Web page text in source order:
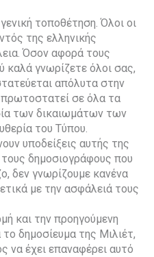
τοποθέτηση. Όλοι οι
της ελληνικής
Όσον αφορά τους
γνωρίζετε όλοι σας,
απόλυτα στην
σε όλα τα
των δικαιωμάτων των
του Τύπου.
υποδείξεις αυτής της
δημοσιογράφους που
δεν γνωρίζουμε κανένα
με την ασφάλειά τους
και την προηγούμενη
δημοσίευμα της Μιλιέτ,
να έχει επαναφέρει αυτό